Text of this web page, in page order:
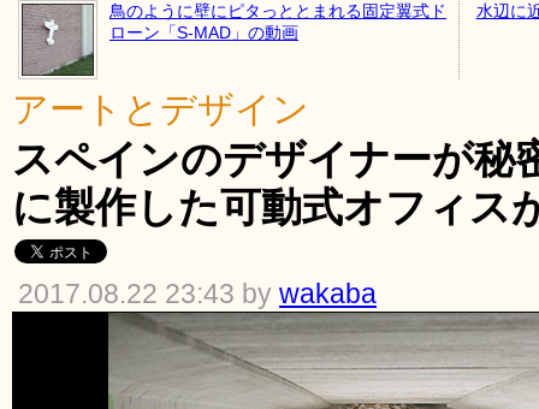
鳥のように壁にピタっととまれる固定翼式ド
ローン「S-MAD」の動画
水辺に
アートとデザイン
スペインのデザイナーが秘
に製作した可動式オフィス
2017.08.22 23:43 by wakaba